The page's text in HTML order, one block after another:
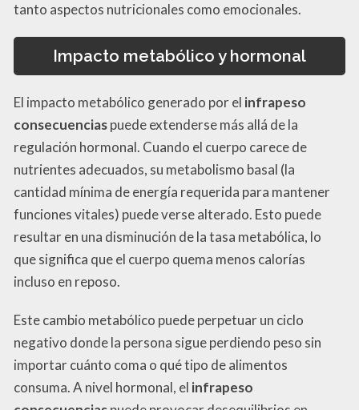
tanto aspectos nutricionales como emocionales.
Impacto metabólico y hormonal
El impacto metabólico generado por el infrapeso
consecuenciaspuede extenderse más allá de la
regulación hormonal. Cuando el cuerpo carece de
nutrientes adecuados, su metabolismo basal (la
cantidad mínima de energía requerida para mantener
funciones vitales) puede verse alterado. Esto puede
resultar en una disminución de la tasa metabólica, lo
que significa que el cuerpo quema menos calorías
incluso en reposo.
Este cambio metabólico puede perpetuar un ciclo
negativo donde la persona sigue perdiendo peso sin
importar cuánto coma o qué tipo de alimentos
consuma. A nivel hormonal, el infrapeso